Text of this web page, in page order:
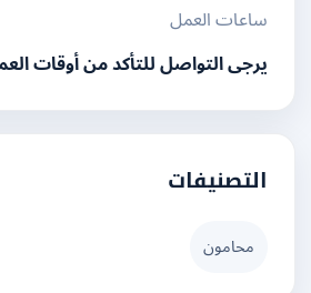
ساعات العمل
يرجى التواصل للتأكد من أوقات العمل
التصنيفات
محامون